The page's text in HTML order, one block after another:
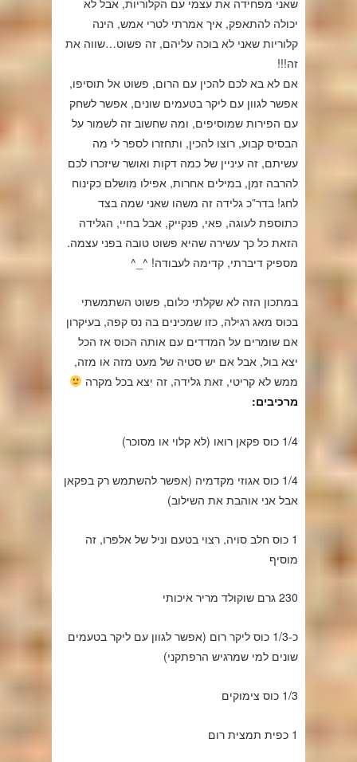
שאני מפחידה את עצמי עם הקלוריות, אבל לא
יכולה להתאפק, איך אמרתי לטרי אמש, הינה
קלוריות שאני לא בוכה עליהם, זה פשוט…שווה את
זה!!!
אם לא בא לכם להכין עם הרום, פשוט אל תוסיפו,
אפשר לגוון עם ליקר בטעמים שונים, אפשר לשחק
עם הפירות שמוסיפים, ומה שחשוב זה לשמור על
הבסיס קבוע, רוצו להכין, ותחזרו לספר לי מה
עשיתם, זה עיניין של כמה דקות ואושר שיזכרו לכם
להרבה זמן, במילים אחרות, אפילו מושלם כקינוח
לחג! בדר”כ גלידה זה משהו שאני שמה בצד
כתוספת לעוגה, פאי, פנקייק, אבל בחיי, הגלידה
הזאת כל כך עשירה שהיא פשוט טובה בפני עצמה.
מספיק דיברתי, קדימה לעבודה! ^_^
במתכון הזה לא שקלתי כלום, פשוט השתמשתי
בכוס מאג רגילה, כזו שמכינים בה נס קפה, בעיקרון
אם שומרים על המדדים עם אותה הכוס אז הכל
יצא בול, אבל אם יש סטיה של מעט מזה או מזה,
ממש לא קריטי, זאת גלידה, זה יצא בכל מקרה
מרכיבים:
1/4 כוס פקאן רואו (לא קלוי או מסוכר)
1/4 כוס אגוזי מקדמיה (אפשר להשתמש רק בפקאן
אבל אני אוהבת את השילוב)
1 כוס חלב סויה, רצוי בטעם וניל של אלפרו, זה
מוסיף
230 גרם שוקולד מריר איכותי
כ-1/3 כוס ליקר רום (אפשר לגוון עם ליקר בטעמים
שונים למי שמרגיש הרפתקני)
1/3 כוס צימוקים
1 כפית תמצית רום